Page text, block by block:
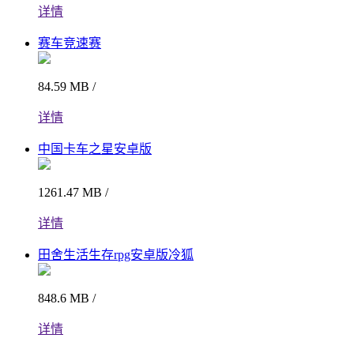
详情
赛车竞速赛
84.59 MB /
详情
中国卡车之星安卓版
1261.47 MB /
详情
田舍生活生存rpg安卓版冷狐
848.6 MB /
详情